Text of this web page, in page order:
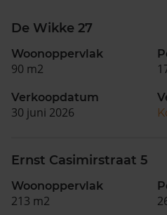
De Wikke 27
Woonoppervlak
90 m2
Verkoopdatum
30 juni 2026
Ernst Casimirstraat 5
Woonoppervlak
213 m2